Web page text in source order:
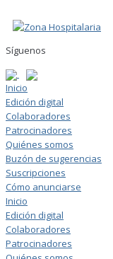
Síguenos
Inicio
Edición digital
Colaboradores
Patrocinadores
Quiénes somos
Buzón de sugerencias
Suscripciones
Cómo anunciarse
Inicio
Edición digital
Colaboradores
Patrocinadores